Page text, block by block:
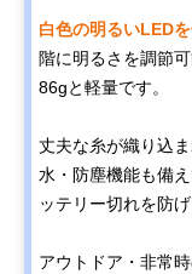
白色の明るいLED
階に明るさを調節
86gと軽量です。
丈夫な糸が織り込
水・防塵機能も備
ッテリー切れを防げ
アウトドア・非常